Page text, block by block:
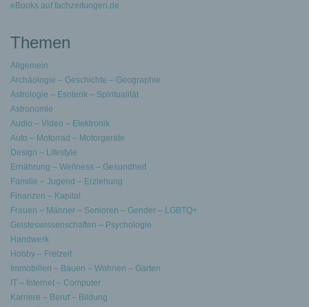
eBooks auf fachzeitungen.de
Themen
Allgemein
Archäologie – Geschichte – Geographie
Astrologie – Esoterik – Spiritualität
Astronomie
Audio – Video – Elektronik
Auto – Motorrad – Motorgeräte
Design – Lifestyle
Ernährung – Wellness – Gesundheit
Familie – Jugend – Erziehung
Finanzen – Kapital
Frauen – Männer – Senioren – Gender – LGBTQ+
Geisteswissenschaften – Psychologie
Handwerk
Hobby – Freizeit
Immobilien – Bauen – Wohnen – Garten
IT – Internet – Computer
Karriere – Beruf – Bildung